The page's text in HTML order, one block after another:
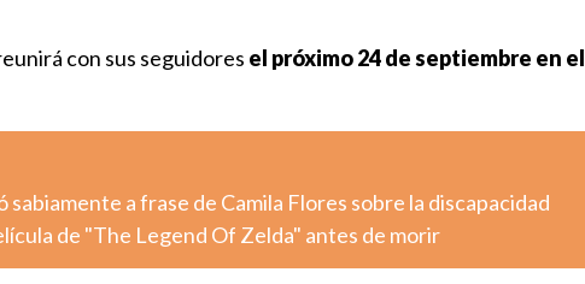
con sus seguidores el próximo 24 de septiembre en el
a frase de Camila Flores sobre la discapacidad
de "The Legend Of Zelda" antes de morir